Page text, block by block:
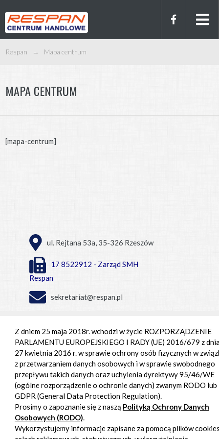
Respan → Mapa centrum
MAPA CENTRUM
[mapa-centrum]
ul. Rejtana 53a, 35-326 Rzeszów
17 8522912 - Zarząd SMH
Respan
sekretariat@respan.pl
Pon. - pt. 9:00 – 18:00,
Sob. 9:00 - 15:00
Z dniem 25 maja 2018r. wchodzi w życie ROZPORZĄDZENIE
PARLAMENTU EUROPEJSKIEGO I RADY (UE) 2016/679 z
27 kwietnia 2016 r. w sprawie ochrony osób fizycznych w
z przetwarzaniem danych osobowych i w sprawie swobodnego
przepływu takich danych oraz uchylenia dyrektywy 95/46/WE
(ogólne rozporządzenie o ochronie danych) zwanym RODO lub
GDPR (General Data Protection Regulation).
Prosimy o zapoznanie się z naszą Polityką Ochrony Danych
Osobowych (RODO).
Wykorzystujemy informacje zapisane za pomocą plików